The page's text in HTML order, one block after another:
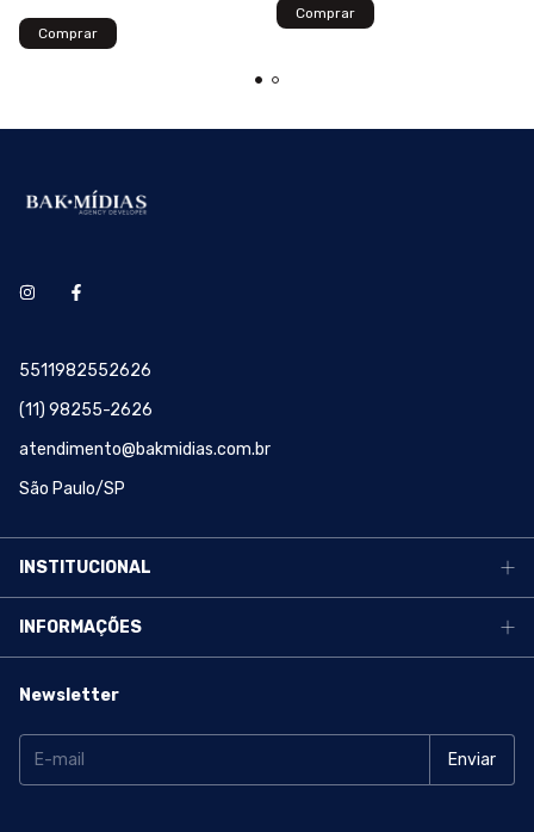
5511982552626
(11) 98255-2626
atendimento@bakmidias.com.br
São Paulo/SP
INSTITUCIONAL
INFORMAÇÕES
Newsletter